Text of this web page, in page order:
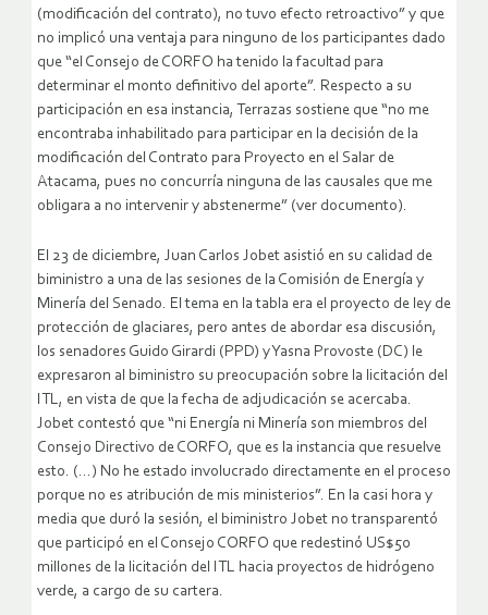
(modificación del contrato), no tuvo efecto retroactivo” y que
no implicó una ventaja para ninguno de los participantes dado
que “el Consejo de CORFO ha tenido la facultad para
determinar el monto definitivo del aporte”. Respecto a su
participación en esa instancia, Terrazas sostiene que “no me
encontraba inhabilitado para participar en la decisión de la
modificación del Contrato para Proyecto en el Salar de
Atacama, pues no concurría ninguna de las causales que me
obligara a no intervenir y abstenerme” (ver documento).
El 23 de diciembre, Juan Carlos Jobet asistió en su calidad de
biministro a una de las sesiones de la Comisión de Energía y
Minería del Senado. El tema en la tabla era el proyecto de ley de
protección de glaciares, pero antes de abordar esa discusión,
los senadores Guido Girardi (PPD) y Yasna Provoste (DC) le
expresaron al biministro su preocupación sobre la licitación del
ITL, en vista de que la fecha de adjudicación se acercaba.
Jobet contestó que “ni Energía ni Minería son miembros del
Consejo Directivo de CORFO, que es la instancia que resuelve
esto. (…) No he estado involucrado directamente en el proceso
porque no es atribución de mis ministerios”. En la casi hora y
media que duró la sesión, el biministro Jobet no transparentó
que participó en el Consejo CORFO que redestinó US$50
millones de la licitación del ITL hacia proyectos de hidrógeno
verde, a cargo de su cartera.